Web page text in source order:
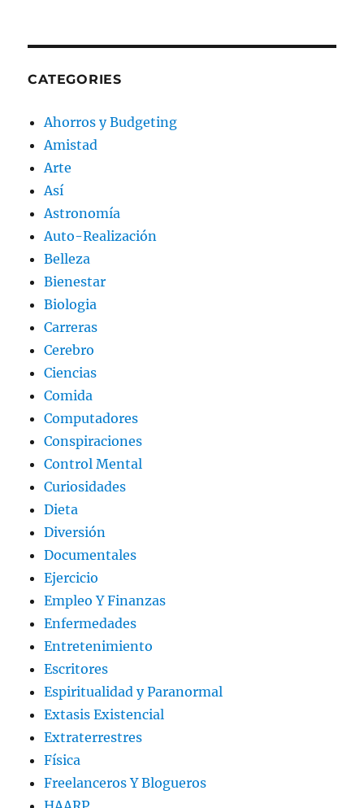
CATEGORIES
Ahorros y Budgeting
Amistad
Arte
Así
Astronomía
Auto-Realización
Belleza
Bienestar
Biologia
Carreras
Cerebro
Ciencias
Comida
Computadores
Conspiraciones
Control Mental
Curiosidades
Dieta
Diversión
Documentales
Ejercicio
Empleo Y Finanzas
Enfermedades
Entretenimiento
Escritores
Espiritualidad y Paranormal
Extasis Existencial
Extraterrestres
Física
Freelanceros Y Blogueros